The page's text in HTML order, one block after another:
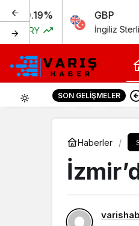
GBP
İngiliz Sterlini 55,54
SON GELIŞMELER
Haberler